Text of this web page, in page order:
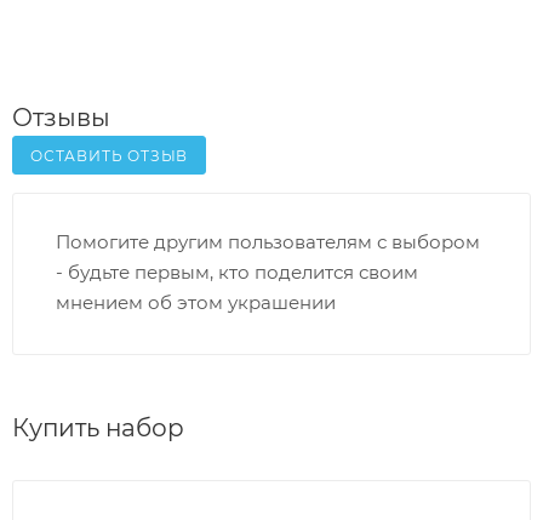
Отзывы
ОСТАВИТЬ ОТЗЫВ
Помогите другим пользователям с выбором
- будьте первым, кто поделится своим
мнением об этом украшении
Купить набор